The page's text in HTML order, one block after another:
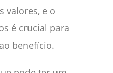
valores, e o
é crucial para
benefício.